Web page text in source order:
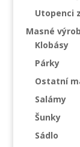
Utopenci
Masné
Klobásy
Párky
Ostatní
Salámy
Šunky
Sádlo